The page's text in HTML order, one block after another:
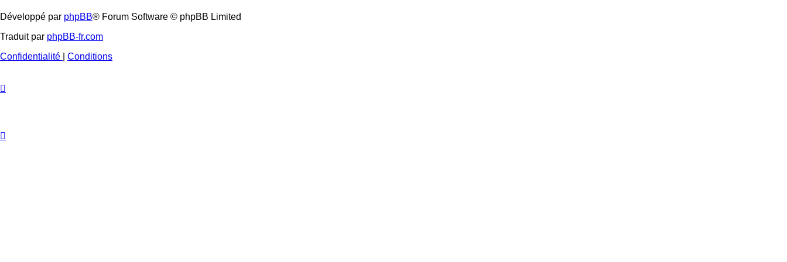
Développé par phpBB® Forum Software © phpBB Limited
Traduit par phpBB-fr.com
Confidentialité
Conditions